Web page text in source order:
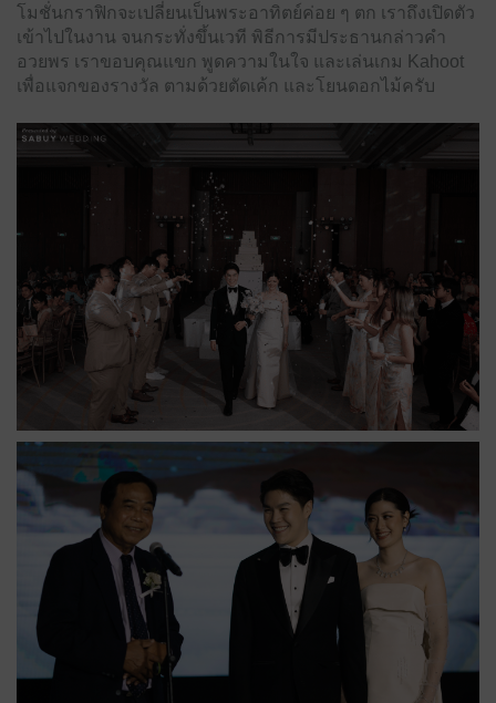
โมชั่นกราฟิกจะเปลี่ยนเป็นพระอาทิตย์ค่อย ๆ ตก เราถึงเปิดตัว
เข้าไปในงาน จนกระทั่งขึ้นเวที พิธีการมีประธานกล่าวคำ
อวยพร เราขอบคุณแขก พูดความในใจ และเล่นเกม Kahoot
เพื่อแจกของรางวัล ตามด้วยตัดเค้ก และโยนดอกไม้ครับ